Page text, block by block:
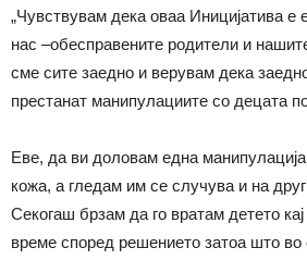
„Чувствувам дека оваа Иницијатива е
нас –обесправените родители и
сме сите заедно и верувам дека
престанат манипулациите со децата
Еве, да ви доловам една манипулација
кожа, а гледам им се случува и на
Секогаш брзам да го вратам детето кај
време според решението затоа што во